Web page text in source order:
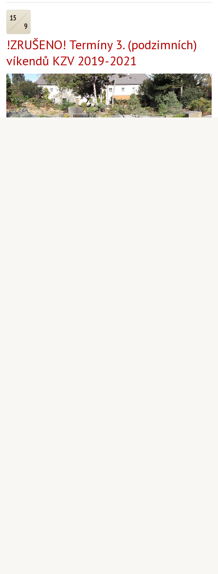
15
9
!ZRUŠENO! Termíny 3. (podzimních)
víkendů KZV 2019-2021